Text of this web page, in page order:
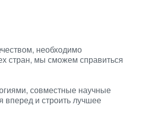
необходимо
стран, мы сможем справиться
совместные научные
вперед и строить лучшее